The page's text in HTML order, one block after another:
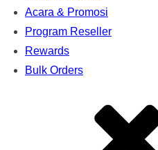
Acara & Promosi
Program Reseller
Rewards
Bulk Orders